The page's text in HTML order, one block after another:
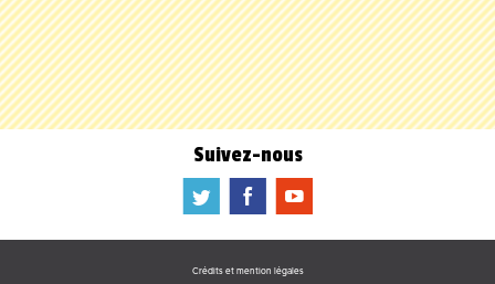
Suivez-nous
a b f
Crédits et mention légales